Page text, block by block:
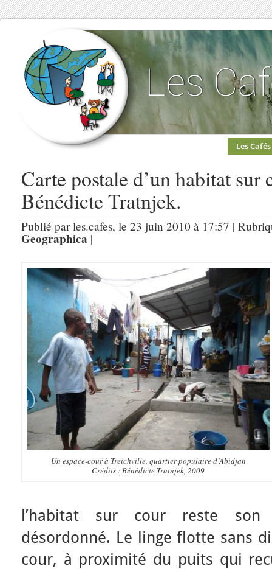
Les Cafés
Carte postale d’un habitat
Bénédicte Tratnjek.
Publié par les.cafes, le 23 juin 2010 à 17:57 |
Geographica |
Un espace-cour à Treichville, quartier populaire d’Abidjan
Crédits : Bénédicte Tratnjek, 2009
l’habitat sur cour reste son
désordonné. Le linge flotte sans
cour, à proximité du puits qui